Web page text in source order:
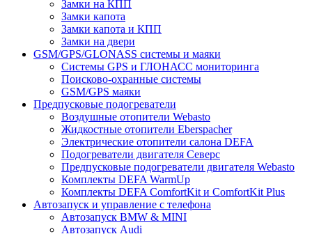
Замки на КПП
Замки капота
Замки капота и КПП
Замки на двери
GSM/GPS/GLONASS системы и маяки
Системы GPS и ГЛОНАСС мониторинга
Поисково-охранные системы
GSM/GPS маяки
Предпусковые подогреватели
Воздушные отопители Webasto
Жидкостные отопители Eberspacher
Электрические отопители салона DEFA
Подогреватели двигателя Северс
Предпусковые подогреватели двигателя Webasto
Комплекты DEFA WarmUp
Комплекты DEFA ComfortKit и ComfortKit Plus
Автозапуск и управление с телефона
Автозапуск BMW & MINI
Автозапуск Audi